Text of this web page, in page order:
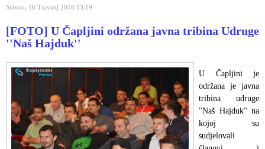
Subota, 16 Travanj 2016 13:19
[FOTO] U Čapljini održana javna tribina Udruge
''Naš Hajduk''
U Čapljini je
održana je javna
tribina udruge
''Naš Hajduk'' na
kojoj su
sudjelovali